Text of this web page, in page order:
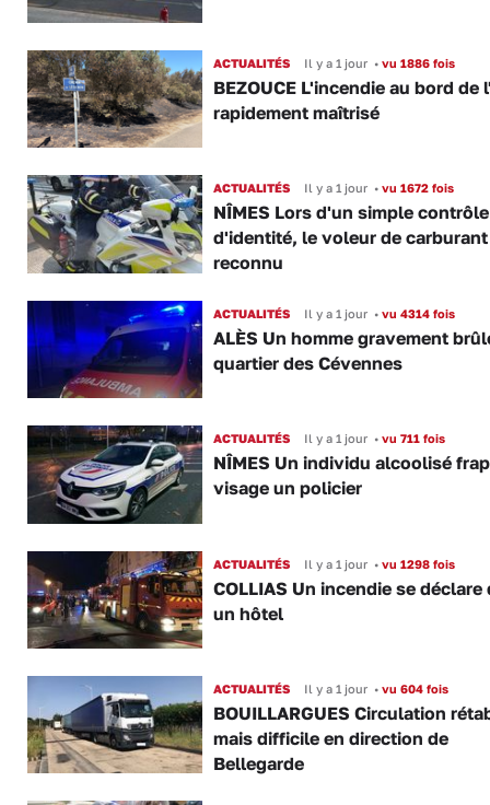
ACTUALITÉS Il y a 1 jour •vu 1886 fois
BEZOUCE L'incendie au bord de
rapidement maîtrisé
ACTUALITÉS Il y a 1 jour •vu 1672 fois
NÎMES Lors d'un simple contrôle
d'identité, le voleur de
reconnu
ACTUALITÉS Il y a 1 jour •vu 4314 fois
ALÈS Un homme gravement
quartier des Cévennes
ACTUALITÉS Il y a 1 jour •vu 711 fois
NÎMES Un individu alcoolisé
visage un policier
ACTUALITÉS Il y a 1 jour •vu 1298 fois
COLLIAS Un incendie se déclare
un hôtel
ACTUALITÉS Il y a 1 jour •vu 604 fois
BOUILLARGUES Circulation
mais difficile en direction de
Bellegarde